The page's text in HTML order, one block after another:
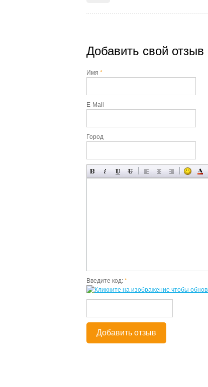
Добавить свой отзыв
Имя *
E-Mail
Город
Введите код: *
Добавить отзыв